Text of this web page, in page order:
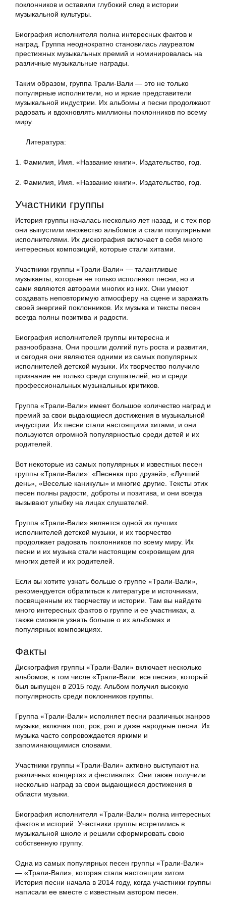
поклонников и оставили глубокий след в истории
музыкальной культуры.
Биография исполнителя полна интересных фактов и
наград. Группа неоднократно становилась лауреатом
престижных музыкальных премий и номинировалась на
различные музыкальные награды.
Таким образом, группа Трали-Вали — это не только
популярные исполнители, но и яркие представители
музыкальной индустрии. Их альбомы и песни продолжают
радовать и вдохновлять миллионы поклонников по всему
миру.
Литература:
1. Фамилия, Имя. «Название книги». Издательство, год.
2. Фамилия, Имя. «Название книги». Издательство, год.
Участники группы
История группы началась несколько лет назад, и с тех пор
они выпустили множество альбомов и стали популярными
исполнителями. Их дискография включает в себя много
интересных композиций, которые стали хитами.
Участники группы «Трали-Вали» — талантливые
музыканты, которые не только исполняют песни, но и
сами являются авторами многих из них. Они умеют
создавать неповторимую атмосферу на сцене и заражать
своей энергией поклонников. Их музыка и тексты песен
всегда полны позитива и радости.
Биография исполнителей группы интересна и
разнообразна. Они прошли долгий путь роста и развития,
и сегодня они являются одними из самых популярных
исполнителей детской музыки. Их творчество получило
признание не только среди слушателей, но и среди
профессиональных музыкальных критиков.
Группа «Трали-Вали» имеет большое количество наград и
премий за свои выдающиеся достижения в музыкальной
индустрии. Их песни стали настоящими хитами, и они
пользуются огромной популярностью среди детей и их
родителей.
Вот некоторые из самых популярных и известных песен
группы «Трали-Вали»: «Песенка про друзей», «Лучший
день», «Веселые каникулы» и многие другие. Тексты этих
песен полны радости, доброты и позитива, и они всегда
вызывают улыбку на лицах слушателей.
Группа «Трали-Вали» является одной из лучших
исполнителей детской музыки, и их творчество
продолжает радовать поклонников по всему миру. Их
песни и их музыка стали настоящим сокровищем для
многих детей и их родителей.
Если вы хотите узнать больше о группе «Трали-Вали»,
рекомендуется обратиться к литературе и источникам,
посвященным их творчеству и истории. Там вы найдете
много интересных фактов о группе и ее участниках, а
также сможете узнать больше о их альбомах и
популярных композициях.
Факты
Дискография группы «Трали-Вали» включает несколько
альбомов, в том числе «Трали-Вали: все песни», который
был выпущен в 2015 году. Альбом получил высокую
популярность среди поклонников группы.
Группа «Трали-Вали» исполняет песни различных жанров
музыки, включая поп, рок, рэп и даже народные песни. Их
музыка часто сопровождается яркими и
запоминающимися словами.
Участники группы «Трали-Вали» активно выступают на
различных концертах и фестивалях. Они также получили
несколько наград за свои выдающиеся достижения в
области музыки.
Биография исполнителя «Трали-Вали» полна интересных
фактов и историй. Участники группы встретились в
музыкальной школе и решили сформировать свою
собственную группу.
Одна из самых популярных песен группы «Трали-Вали»
— «Трали-Вали», которая стала настоящим хитом.
История песни начала в 2014 году, когда участники группы
написали ее вместе с известным автором песен.